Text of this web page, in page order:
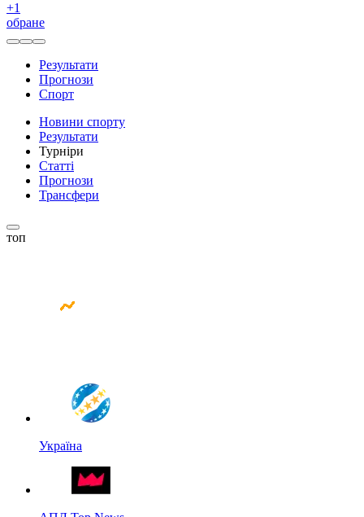
+1
обране
Результати
Прогнози
Спорт
Новини спорту
Результати
Турніри
Статті
Прогнози
Трансфери
топ
Україна